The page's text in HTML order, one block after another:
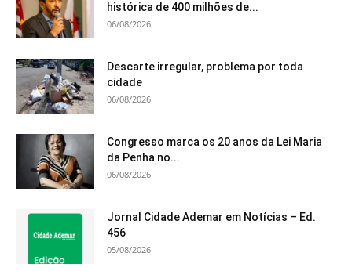
histórica de 400 milhões de...
06/08/2026
Descarte irregular, problema por toda
cidade
06/08/2026
Congresso marca os 20 anos da Lei Maria
da Penha no...
06/08/2026
Jornal Cidade Ademar em Notícias – Ed.
456
05/08/2026